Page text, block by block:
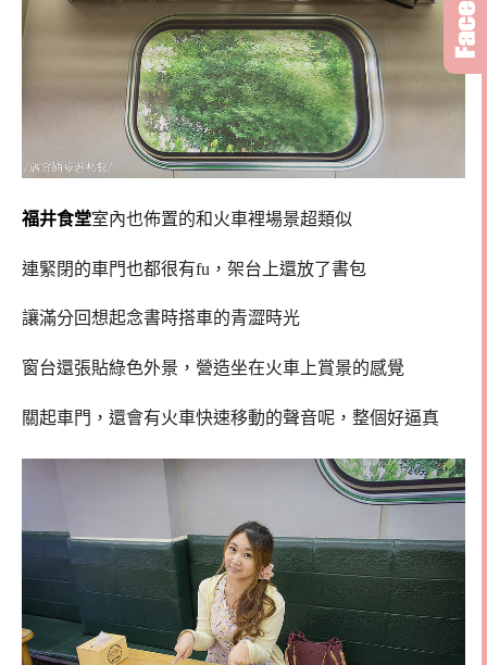
福井食堂室內也佈置的和火車裡場景超類似
連緊閉的車門也都很有fu， 架台上還放了書包
讓滿分回想起念書時搭車的青澀時光
窗台還張貼綠色外景，營造坐在火車上賞景的感覺
關起車門，還會有火車快速移動的聲音呢，整個好逼真